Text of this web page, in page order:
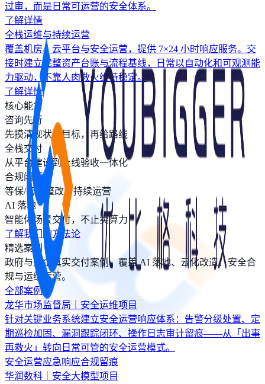
过审，而是日常可运营的安全体系。
了解详情
全栈运维与持续运营
覆盖机房、云平台与安全运营，提供 7×24 小时响应服务。交
接时建立完整资产台账与流程基线，日常以自动化和可观测能
力驱动，不靠人肉救火维持稳定。
了解详情
核心能力
咨询先行
先摸清现状与目标，再给路线
全栈交付
从平台建设到上线验收一体化
合规闭环
等保/密评整改与持续运营
AI 落地
智能体场景交付，不止卖算力
了解我们的方法论
精选案例
政府与央企真实交付案例，覆盖 AI 落地、云化改造、安全合
规与运维运营。
全部案例
龙华市场监督局｜安全运维项目
针对关键业务系统建立安全运营响应体系：告警分级处置、定
期巡检加固、漏洞跟踪闭环、操作日志审计留痕——从「出事
再救火」转向日常可管的安全运营模式。
安全运营应急响应合规留痕
华润数科｜安全大模型项目